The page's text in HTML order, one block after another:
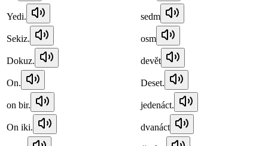
Yedi. sedm
Sekiz. osm
Dokuz. devět
On. Deset.
on bir. jedenáct.
On iki. dvanáct